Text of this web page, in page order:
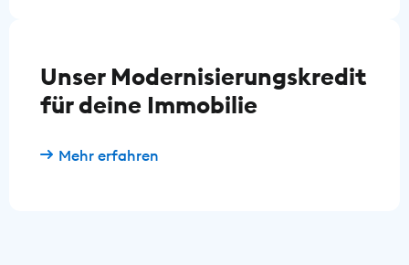
Unser Modernisierungskredit
für deine Immobilie
Mehr erfahren